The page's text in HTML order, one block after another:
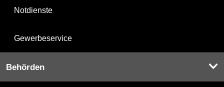
Notdienste
Gewerbeservice
Behörden